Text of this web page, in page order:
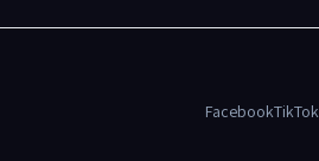
TikTok
Facebook